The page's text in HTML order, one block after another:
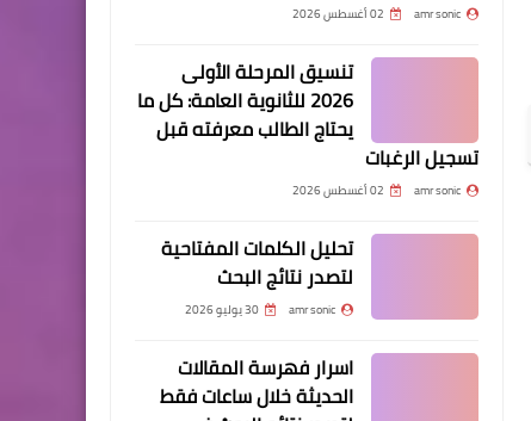
amr sonic 02 أغسطس 2026
تنسيق المرحلة الأولى
2026 للثانوية العامة: كل ما
يحتاج الطالب معرفته قبل
تسجيل الرغبات
amr sonic 02 أغسطس 2026
تحليل الكلمات المفتاحية
لتصدر نتائج البحث
amr sonic 30 يوليو 2026
اسرار فهرسة المقالات
الحديثة خلال ساعات فقط